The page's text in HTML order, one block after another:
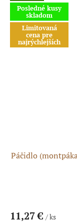
Posledné kusy
skladom
Limitovaná
cena pre
najrýchlejších
Páčidlo
11,27 € / ks